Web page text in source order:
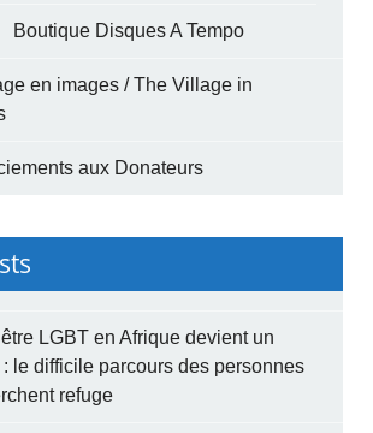
Boutique Disques A Tempo
en images / The Village in
aux Donateurs
LGBT en Afrique devient un
le difficile parcours des personnes
refuge